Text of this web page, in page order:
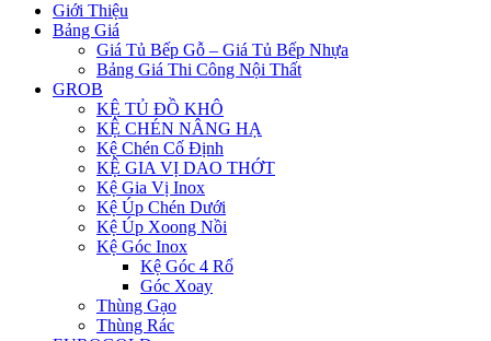
Giới Thiệu
Bảng Giá
Giá Tủ Bếp Gỗ – Giá Tủ Bếp Nhựa
Bảng Giá Thi Công Nội Thất
GROB
KỆ TỦ ĐỒ KHÔ
KỆ CHÉN NÂNG HẠ
Kệ Chén Cố Định
KỆ GIA VỊ DAO THỚT
Kệ Gia Vị Inox
Kệ Úp Chén Dưới
Kệ Úp Xoong Nồi
Kệ Góc Inox
Kệ Góc 4 Rổ
Góc Xoay
Thùng Gạo
Thùng Rác